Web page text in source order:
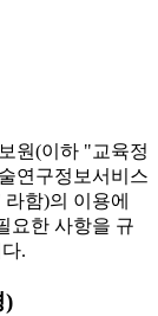
원(이하 "교육정
연구정보서비스
함)의 이용에
요한 사항을 규
.
)